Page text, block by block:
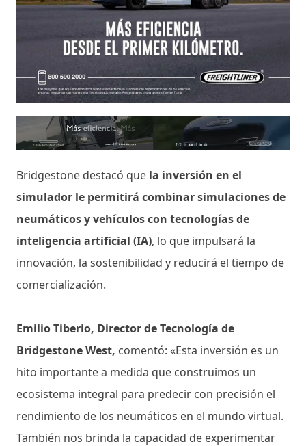
Bridgestone destacó que la inversión en el
simulador le permitirá combinar simulaciones de
neumáticos y vehículos con tecnologías de
inteligencia artificial (IA), lo que impulsará la
innovación, la sostenibilidad y reducirá el tiempo de
comercialización.
Emilio Tiberio, Director de Tecnología de
Bridgestone West, comentó: «Esta inversión es un
hito importante a medida que construimos un
ecosistema integral para predecir con precisión el
rendimiento de los neumáticos en el mundo virtual.
También nos brinda la capacidad de experimentar